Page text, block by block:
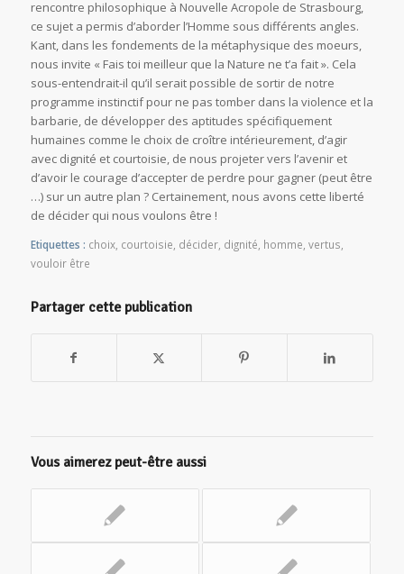
rencontre philosophique à Nouvelle Acropole de Strasbourg,
ce sujet a permis d’aborder l’Homme sous différents angles.
Kant, dans les fondements de la métaphysique des moeurs,
nous invite « Fais toi meilleur que la Nature ne t’a fait ». Cela
sous-entendrait-il qu’il serait possible de sortir de notre
programme instinctif pour ne pas tomber dans la violence et la
barbarie, de développer des aptitudes spécifiquement
humaines comme le choix de croître intérieurement, d’agir
avec dignité et courtoisie, de nous projeter vers l’avenir et
d’avoir le courage d’accepter de perdre pour gagner (peut être
…) sur un autre plan ? Certainement, nous avons cette liberté
de décider qui nous voulons être !
Etiquettes : choix, courtoisie décider, dignité homme vertus
vouloir être
Partager cette publication
Vous aimerez peut-être aussi